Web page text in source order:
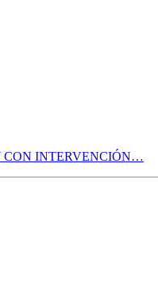
INTERVENCIÓN…